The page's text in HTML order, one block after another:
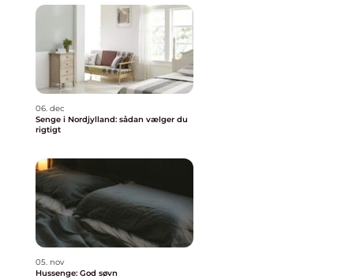
06. dec
Senge i Nordjylland: sådan vælger du
rigtigt
05. nov
Hussenge: God søvn